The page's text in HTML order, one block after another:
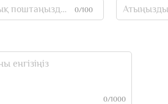
0/100
0/1000